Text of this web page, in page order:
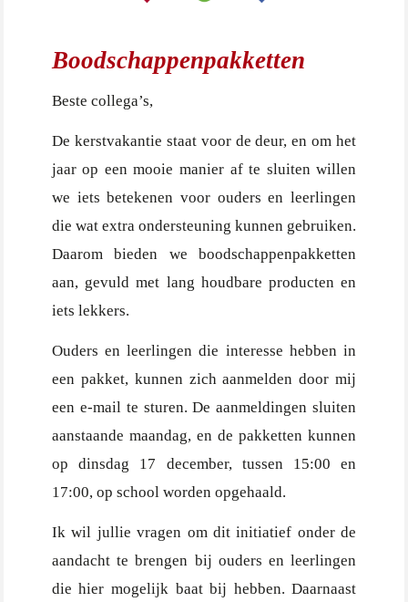
Boodschappenpakketten
Beste collega’s,
De kerstvakantie staat voor de deur, en om het
jaar op een mooie manier af te sluiten willen
we iets betekenen voor ouders en leerlingen
die wat extra ondersteuning kunnen gebruiken.
Daarom bieden we boodschappenpakketten
aan, gevuld met lang houdbare producten en
iets lekkers.
Ouders en leerlingen die interesse hebben in
een pakket, kunnen zich aanmelden door mij
een e-mail te sturen. De aanmeldingen sluiten
aanstaande maandag, en de pakketten kunnen
op dinsdag 17 december, tussen 15:00 en
17:00, op school worden opgehaald.
Ik wil jullie vragen om dit initiatief onder de
aandacht te brengen bij ouders en leerlingen
die hier mogelijk baat bij hebben. Daarnaast